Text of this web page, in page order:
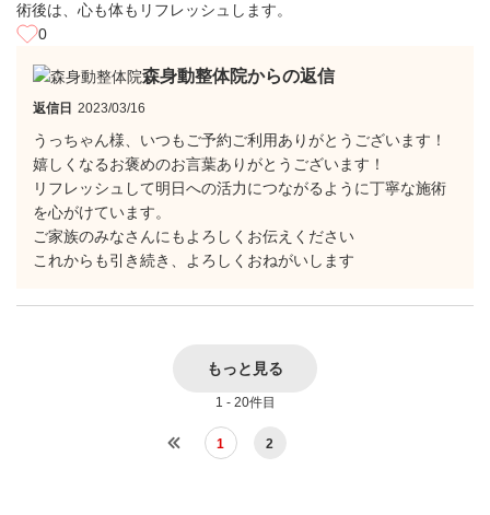
術後は、心も体もリフレッシュします。
0
森身動整体院からの返信
返信日 2023/03/16
うっちゃん様、いつもご予約ご利用ありがとうございます！
嬉しくなるお褒めのお言葉ありがとうございます！
リフレッシュして明日への活力につながるように丁寧な施術
を心がけています。
ご家族のみなさんにもよろしくお伝えください
これからも引き続き、よろしくおねがいします
もっと見る
1 - 20件目
1 2